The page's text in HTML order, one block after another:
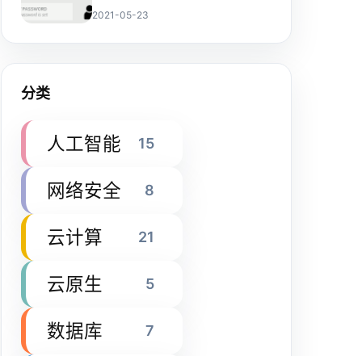
2021-05-23
分类
人工智能 15
网络安全 8
云计算 21
云原生 5
数据库 7